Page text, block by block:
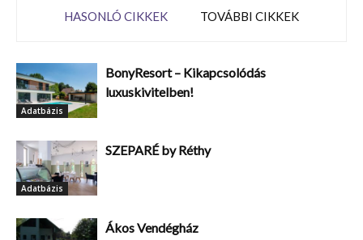
HASONLÓ CIKKEK TOVÁBBI CIKKEK
Adatbázis
BonyResort – Kikapcsolódás
luxuskivitelben!
Adatbázis
SZEPARÉ by Réthy
Ákos Vendégház